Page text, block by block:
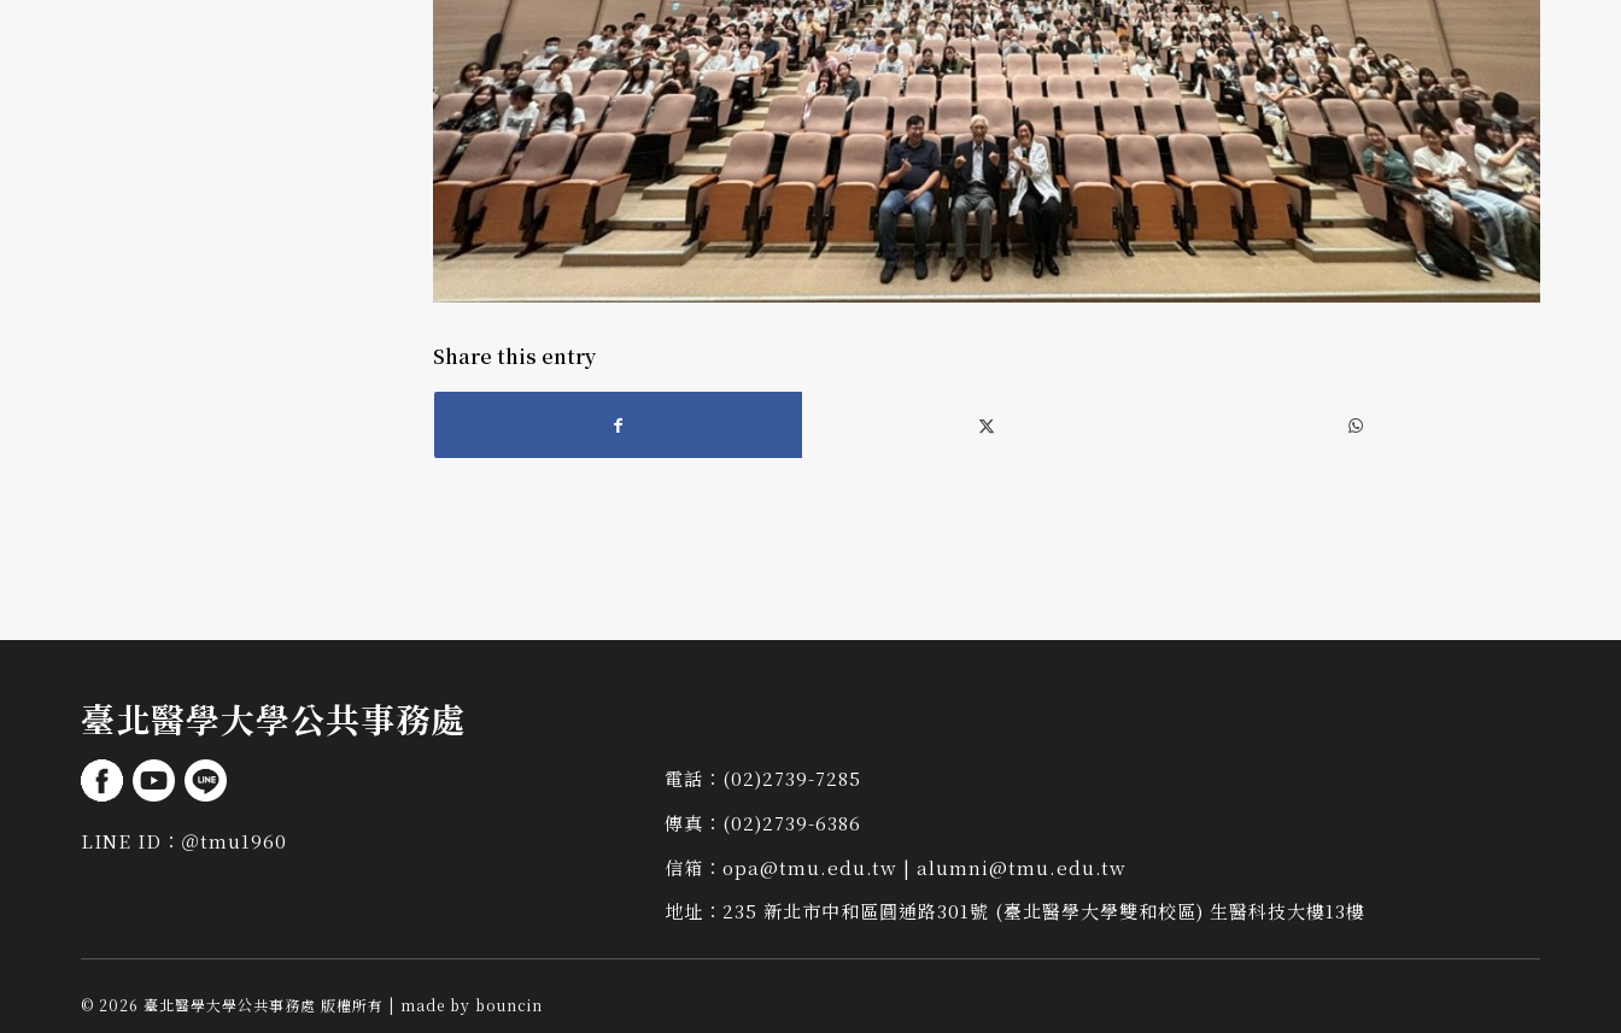
Share this entry
臺北醫學大學公共事務處
LINE ID： ＠tmu1960
電話： (02)2739-7285
傳真： (02)2739-6386
信箱： opa@tmu.edu.tw | alumni@tmu.edu.tw
地址： 235 新北市中和區圓通路301號 (臺北醫學大學雙和校區) 生醫科技大樓13樓
© 2026 臺北醫學大學公共事務處 版權所有 | made by bouncin